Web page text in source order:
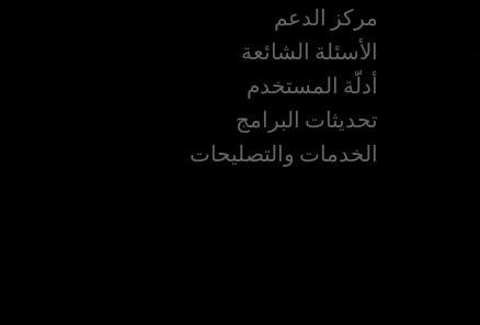
مركز الدعم
الأسئلة الشائعة
أدلّة المستخدم
تحديثات البرامج
الخدمات والتصليحات